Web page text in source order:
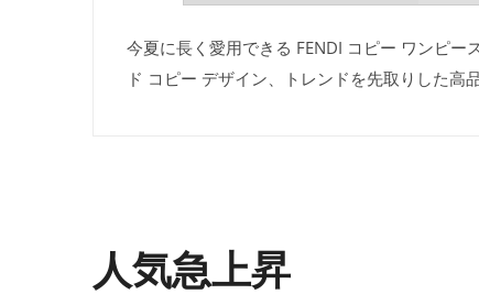
今夏に長く愛用できる FENDI コピー ワンピ
ド コピー デザイン、トレンドを先取りした高
人気急上昇